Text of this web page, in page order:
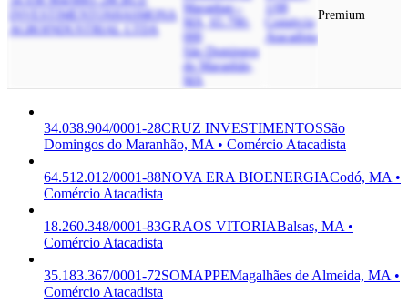
INVESTIMENTOS
HASMONA
AGROINDUSTRIAL LTDA
Maranhao -
MA, 65.790-
000
São Domingos
do Maranhão,
MA
1/08
Comércio
Atacadista
Premium
34.038.904/0001-28CRUZ INVESTIMENTOSSão
Domingos do Maranhão, MA • Comércio Atacadista
64.512.012/0001-88NOVA ERA BIOENERGIACodó, MA •
Comércio Atacadista
18.260.348/0001-83GRAOS VITORIABalsas, MA •
Comércio Atacadista
35.183.367/0001-72SOMAPPEMagalhães de Almeida, MA •
Comércio Atacadista